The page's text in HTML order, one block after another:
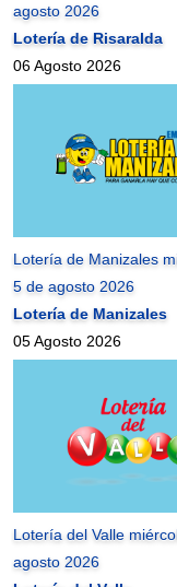
agosto 2026
Lotería de Risaralda
06 Agosto 2026
Lotería de Manizales
5 de agosto 2026
Lotería de Manizales
05 Agosto 2026
Lotería del Valle
agosto 2026